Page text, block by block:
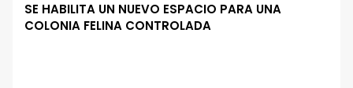
SE HABILITA UN NUEVO ESPACIO PARA UNA
COLONIA FELINA CONTROLADA